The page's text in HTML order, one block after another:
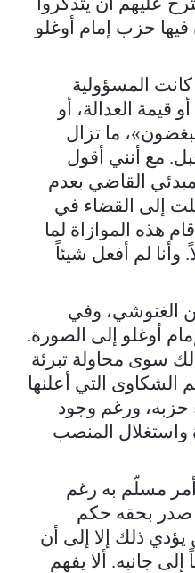
فيها حزب إمام أوغلو
كانت المسؤولية
قيمة العدالة، أو
ما تزال
مع أنني أقول
القاضي بعدم
إلى القضاء في
هذه الموازاة لما
لم أفعل شيئاً
الغنوشي، وفي
أوغلو إلى الصورة.
سوى محاولة تبرئة
التي أعلنها
ورغم وجود
واستغلال المنصب
أمر مسلّم به رغم
صدر بحقه حكم
ذلك إلا إلى أن
جانبه. ألا يفهم